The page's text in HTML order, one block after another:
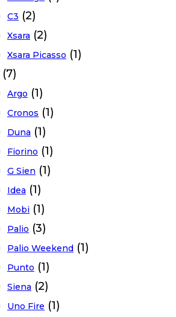
C3 (2)
Xsara (2)
Xsara Picasso (1)
(7)
Argo (1)
Cronos (1)
Duna (1)
Fiorino (1)
G Sien (1)
Idea (1)
Mobi (1)
Palio (3)
Palio Weekend (1)
Punto (1)
Siena (2)
Uno Fire (1)